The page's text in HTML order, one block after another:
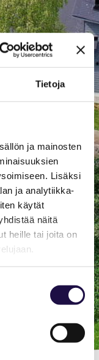
Tietoja
ja mainosten
Lisäksi
ja analytiikka-
käytät
näitä
heille tai joita on